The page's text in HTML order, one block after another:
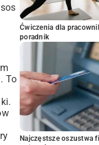
To
Ćwiczenia dla
poradnik
Najczęstsze oszustwa